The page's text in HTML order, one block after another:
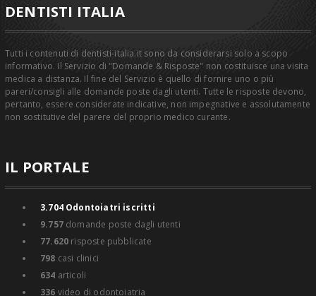
DENTISTI ITALIA
Tutti i contenuti di dentisti-italia.it sono da considerarsi solo a scopo
informativo. Il Servizio di "Domande & Risposte" non costituisce una visita
medica a distanza. Il fine del Servizio è quello di fornire uno o più
pareri/consigli alle domande poste dagli utenti. Tutte le risposte devono,
pertanto, essere considerate indicative, non impegnative e assolutamente
non sostitutive del parere del proprio medico curante.
IL PORTALE
3.704Odontoiatri iscritti
9.757domande poste dagli utenti
77.620 risposte pubblicate
798 casi clinici
634 articoli
336 video di odontoiatria